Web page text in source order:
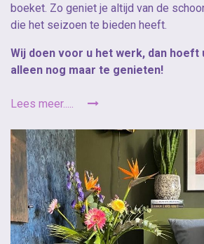
boeket. Zo geniet je altijd van de
die het seizoen te bieden heeft.
Wij doen voor u het werk, dan hoeft
alleen nog maar te genieten!
Lees meer.....